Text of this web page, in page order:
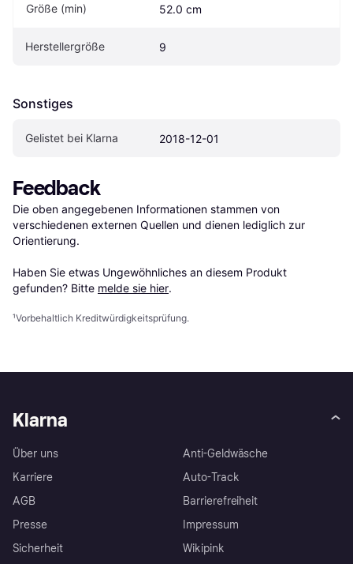
Größe (min) 52.0 cm
Herstellergröße 9
Sonstiges
Gelistet bei Klarna 2018-12-01
Feedback
Die oben angegebenen Informationen stammen von
verschiedenen externen Quellen und dienen lediglich zur
Orientierung.
Haben Sie etwas Ungewöhnliches an diesem Produkt
gefunden? Bitte melde sie hier.
¹Vorbehaltlich Kreditwürdigkeitsprüfung.
Klarna
Über uns
Karriere
AGB
Presse
Sicherheit
Anti-Geldwäsche
Auto-Track
Barrierefreiheit
Impressum
Wikipink